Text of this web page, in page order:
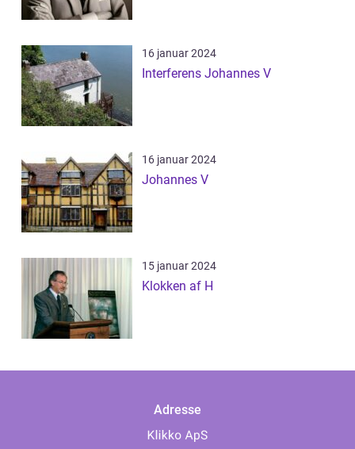
16 januar 2024
Interferens Johannes V
16 januar 2024
Johannes V
15 januar 2024
Klokken af H
Adresse